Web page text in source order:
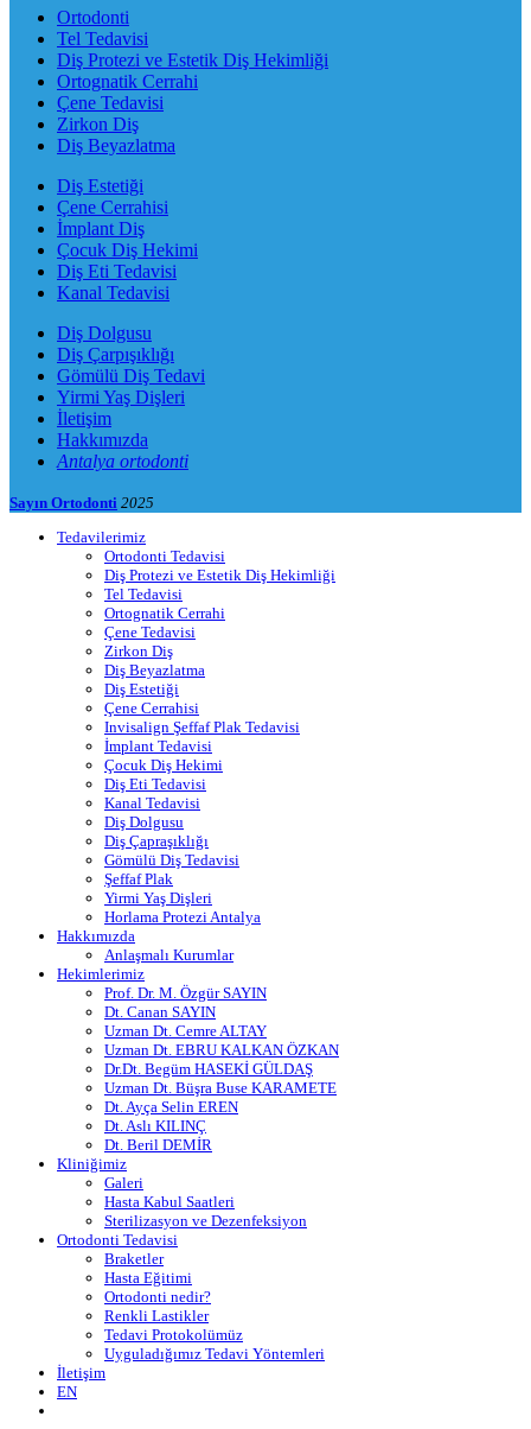
Ortodonti
Tel Tedavisi
Diş Protezi ve Estetik Diş Hekimliği
Ortognatik Cerrahi
Çene Tedavisi
Zirkon Diş
Diş Beyazlatma
Diş Estetiği
Çene Cerrahisi
İmplant Diş
Çocuk Diş Hekimi
Diş Eti Tedavisi
Kanal Tedavisi
Diş Dolgusu
Diş Çarpışıklığı
Gömülü Diş Tedavi
Yirmi Yaş Dişleri
İletişim
Hakkımızda
Antalya ortodonti
Sayın Ortodonti 2025
Tedavilerimiz
Ortodonti Tedavisi
Diş Protezi ve Estetik Diş Hekimliği
Tel Tedavisi
Ortognatik Cerrahi
Çene Tedavisi
Zirkon Diş
Diş Beyazlatma
Diş Estetiği
Çene Cerrahisi
Invisalign Şeffaf Plak Tedavisi
İmplant Tedavisi
Çocuk Diş Hekimi
Diş Eti Tedavisi
Kanal Tedavisi
Diş Dolgusu
Diş Çapraşıklığı
Gömülü Diş Tedavisi
Şeffaf Plak
Yirmi Yaş Dişleri
Horlama Protezi Antalya
Hakkımızda
Anlaşmalı Kurumlar
Hekimlerimiz
Prof. Dr. M. Özgür SAYIN
Dt. Canan SAYIN
Uzman Dt. Cemre ALTAY
Uzman Dt. EBRU KALKAN ÖZKAN
Dr.Dt. Begüm HASEKİ GÜLDAŞ
Uzman Dt. Büşra Buse KARAMETE
Dt. Ayça Selin EREN
Dt. Aslı KILINÇ
Dt. Beril DEMİR
Kliniğimiz
Galeri
Hasta Kabul Saatleri
Sterilizasyon ve Dezenfeksiyon
Ortodonti Tedavisi
Braketler
Hasta Eğitimi
Ortodonti nedir?
Renkli Lastikler
Tedavi Protokolümüz
Uyguladığımız Tedavi Yöntemleri
İletişim
EN